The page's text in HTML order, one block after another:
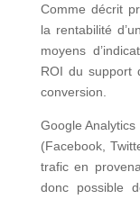
Comme décrit
la rentabilité
moyens
ROI du support
conversion.
Google
(Facebook,
trafic en
donc possible